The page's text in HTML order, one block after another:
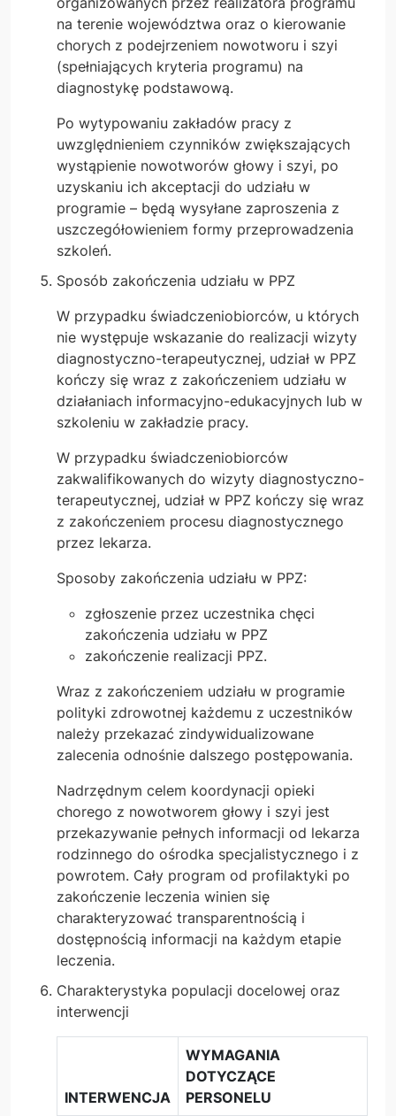
na terenie województwa oraz o kierowanie
chorych z podejrzeniem nowotworu i szyi
(spełniających kryteria programu) na
diagnostykę podstawową.
Po wytypowaniu zakładów pracy z
uwzględnieniem czynników zwiększających
wystąpienie nowotworów głowy i szyi, po
uzyskaniu ich akceptacji do udziału w
programie – będą wysyłane zaproszenia z
uszczegółowieniem formy przeprowadzenia
szkoleń.
Sposób zakończenia udziału w PPZ
W przypadku świadczeniobiorców, u których
nie występuje wskazanie do realizacji wizyty
diagnostyczno-terapeutycznej, udział w PPZ
kończy się wraz z zakończeniem udziału w
działaniach informacyjno-edukacyjnych lub w
szkoleniu w zakładzie pracy.
W przypadku świadczeniobiorców
zakwalifikowanych do wizyty diagnostyczno-
terapeutycznej, udział w PPZ kończy się wraz
z zakończeniem procesu diagnostycznego
przez lekarza.
Sposoby zakończenia udziału w PPZ:
zgłoszenie przez uczestnika chęci
zakończenia udziału w PPZ
zakończenie realizacji PPZ.
Wraz z zakończeniem udziału w programie
polityki zdrowotnej każdemu z uczestników
należy przekazać zindywidualizowane
zalecenia odnośnie dalszego postępowania.
Nadrzędnym celem koordynacji opieki
chorego z nowotworem głowy i szyi jest
przekazywanie pełnych informacji od lekarza
rodzinnego do ośrodka specjalistycznego i z
powrotem. Cały program od profilaktyki po
zakończenie leczenia winien się
charakteryzować transparentnością i
dostępnością informacji na każdym etapie
leczenia.
Charakterystyka populacji docelowej oraz
interwencji
INTERWENCJA
WYMAGANIA
DOTYCZĄCE
PERSONELU